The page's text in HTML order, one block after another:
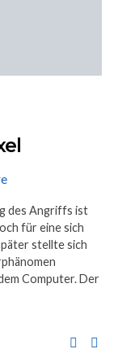
des Angriffs ist
für eine sich
stellte sich
Computer. Der